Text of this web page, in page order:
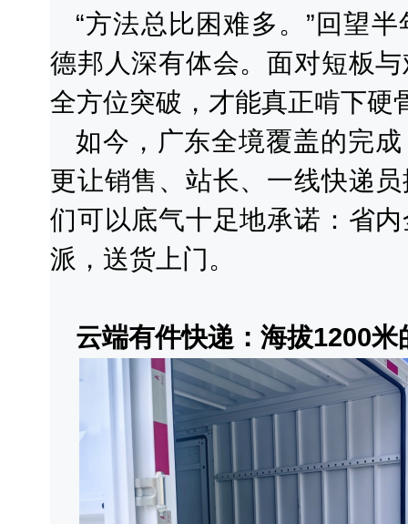
“方法总比困难多。”回望
德邦人深有体会。面对短板
全方位突破，才能真正啃下硬
如今，广东全境覆盖的完
更让销售、站长、一线快递
们可以底气十足地承诺：省
派，送货上门。
云端有件快递：海拔1200米